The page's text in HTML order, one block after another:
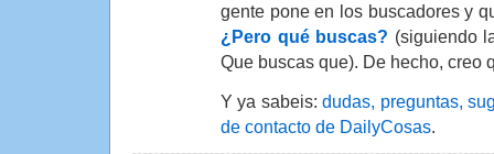
gente pone en los buscadores y
¿Pero qué buscas? (siguiendo
Que buscas que). De hecho, creo
Y ya sabeis:dudas, preguntas,
de contacto de DailyCosas.